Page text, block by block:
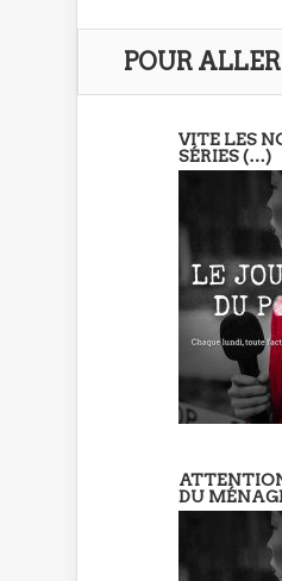
POUR
VITE LES
SÉRIES (…)
DU